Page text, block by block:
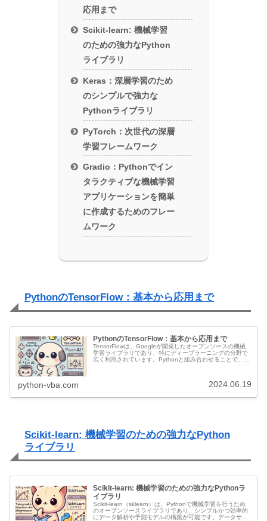
応用まで
Scikit-learn: 機械学習
のための強力なPython
ライブラリ
Keras：深層学習のため
のシンプルで強力な
Pythonライブラリ
PyTorch：次世代の深層
学習フレームワーク
Gradio：Pythonでイン
タラクティブな機械学習
アプリケーションを簡単
に作成するためのフレー
ムワーク
PythonのTensorFlow：基本から応用まで
PythonのTensorFlow：基本から応用まで
TensorFlowは、Googleが開発したオープンソースの機械
学習ライブラリであり、特にディープラーニングの分野で
広く利用されています。Pythonと組み合わせることで、強
python-vba.com 2024.06.19
Scikit-learn: 機械学習のための強力なPython
ライブラリ
Scikit-learn: 機械学習のための強力なPythonラ
イブラリ
Scikit-learn（sklearn）は、Pythonで機械学習を行うため
のオープンソースライブラリであり、シンプルかつ効率的
にデータ解析や予測モデルの構築が可能です。データサイ